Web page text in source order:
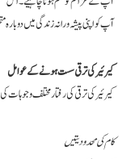
آپ کو اپنی پیشہ ورانہ زندگی میں
کیرئیر کی ترقی سست ہونے کے عوامل
کیرئیر کی ترقی کی رفتار مختلف وجوہات
کام کی محدودیتیں